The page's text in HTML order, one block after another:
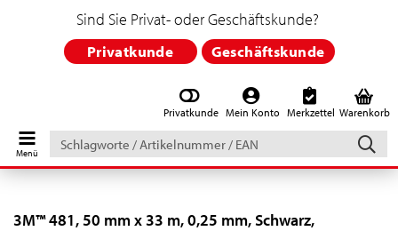
Privatkunde Mein Konto Merkzettel Warenkorb
Schlagworte
/
Artikelnummer
EAN
Sind Sie Privat- oder Geschäftskunde?
Privatkunde Geschäftskunde
3M™ 481, 50 mm x 33 m, 0,25 mm, Schwarz,